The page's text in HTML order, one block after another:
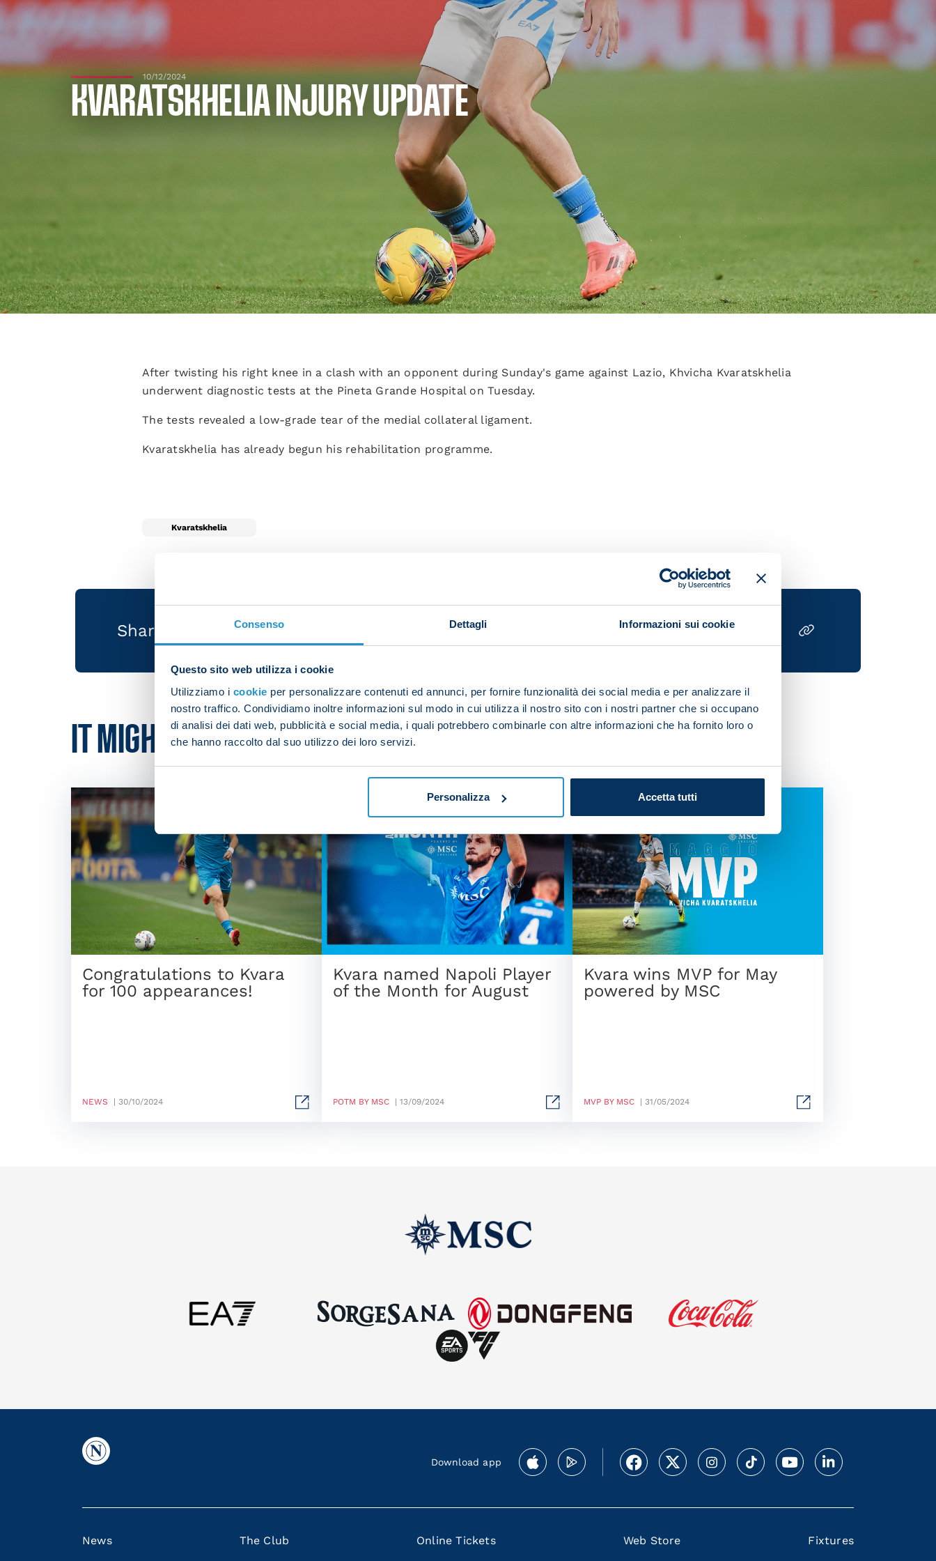
Consenso Dettagli Informazioni sui cookie
Questo sito web utilizza i cookie
Utilizziamo i cookie per personalizzare contenuti ed annunci, per fornire funzionalità dei social media e per analizzare il
nostro traffico. Condividiamo inoltre informazioni sul modo in cui utilizza il nostro sito con i nostri partner che si occupano
di analisi dei dati web, pubblicità e social media, i quali potrebbero combinarle con altre informazioni che ha fornito loro o
che hanno raccolto dal suo utilizzo dei loro servizi.
Personalizza Accetta tutti
10/12/2024
KVARATSKHELIA INJURY UPDATE
After twisting his right knee in a clash with an opponent during Sunday's game against Lazio, Khvicha Kvaratskhelia
underwent diagnostic tests at the Pineta Grande Hospital on Tuesday.
The tests revealed a low-grade tear of the medial collateral ligament.
Kvaratskhelia has already begun his rehabilitation programme.
Kvaratskhelia
Share the article with your friends and support the team
IT MIGHT ALSO INTEREST YOU
Congratulations to Kvara
for 100 appearances!
NEWS | 30/10/2024
Kvara named Napoli Player
of the Month for August
POTM BY MSC | 13/09/2024
Kvara wins MVP for May
powered by MSC
MVP BY MSC | 31/05/2024
Download app
News The Club Online Tickets Web Store Fixtures